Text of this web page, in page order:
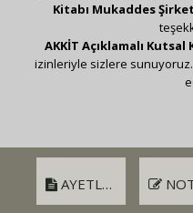
AYETLER
Kitabı Mukaddes
AKKİT Açıklamalı Kutsal
izinleriyle sizlere sunuyoruz.